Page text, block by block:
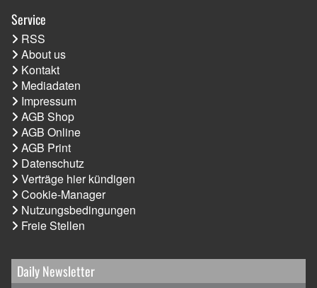
Service
RSS
About us
Kontakt
Mediadaten
Impressum
AGB Shop
AGB Online
AGB Print
Datenschutz
Verträge hier kündigen
Cookie-Manager
Nutzungsbedingungen
Freie Stellen
Daily Newsletter